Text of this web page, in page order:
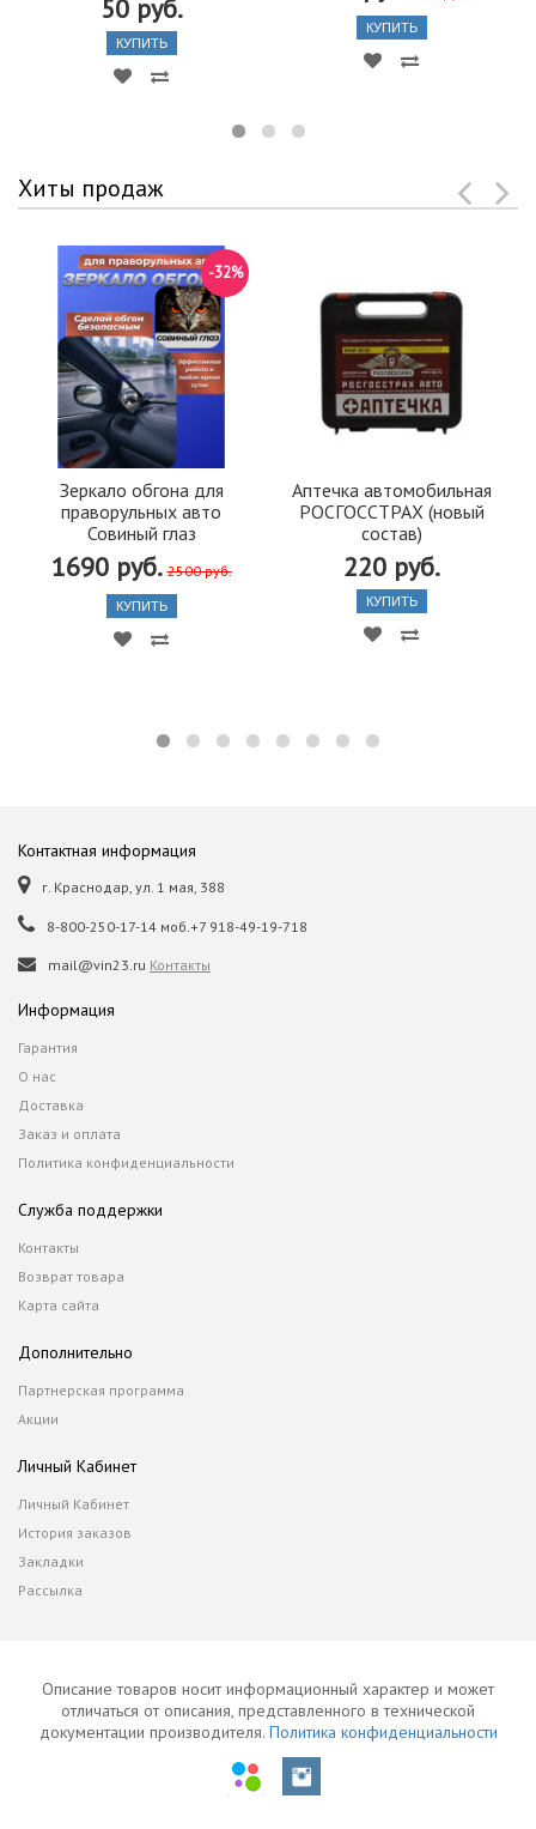
50 руб.
КУПИТЬ
КУПИТЬ
Хиты продаж
Зеркало обгона для
праворульных авто
Совиный глаз
1690 руб. 2500 руб.
-32%
КУПИТЬ
Аптечка автомобильная
РОСГОССТРАХ (новый
состав)
220 руб.
КУПИТЬ
Контактная информация
г. Краснодар, ул. 1 мая, 388
8-800-250-17-14 моб.+7 918-49-19-718
mail@vin23.ru Контакты
Информация
Гарантия
О нас
Доставка
Заказ и оплата
Политика конфиденциальности
Служба поддержки
Контакты
Возврат товара
Карта сайта
Дополнительно
Партнерская программа
Акции
Личный Кабинет
Личный Кабинет
История заказов
Закладки
Рассылка
Описание товаров носит информационный характер и может
отличаться от описания, представленного в технической
документации производителя. Политика конфиденциальности